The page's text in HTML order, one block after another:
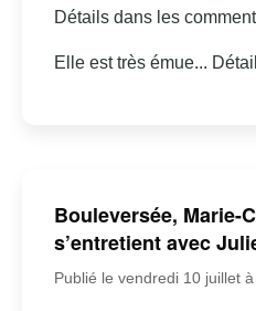
Détails dans les
Elle est très émue...
Bouleversée, Marie-
s’entretient avec
Publié le vendredi 10 juillet